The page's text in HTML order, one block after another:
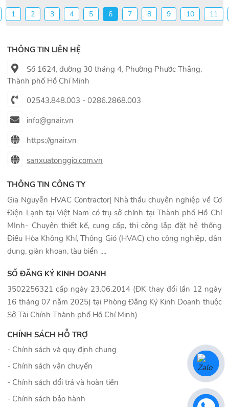
1 2 3 4 5 6 7 8 9 10 11
THÔNG TIN LIÊN HỆ
Số 1624, đường 30 tháng 4, Phường Phước Thắng,
Thành phố Hồ Chí Minh
02543.848.003 - 0286.2868.003
info@gnair.vn
https://gnair.vn
sanxuatonggio.com.vn
THÔNG TIN CÔNG TY
Gia Nguyễn HVAC Contractor| Nhà thầu chuyên nghiệp về Cơ
Điện Lạnh tại Việt Nam có trụ sở chính tại Thành phố Hồ Chí
MInh- Chuyên thiết kế, cung cấp, thi công lắp đặt hệ thống
Điều Hòa Không Khí, Thông Gió (HVAC) cho công nghiệp, dân
dụng, giàn khoan, tàu biển ....
SỐ ĐĂNG KÝ KINH DOANH
3502256321 cấp ngày 23.06.2014 (ĐK thay đổi lần 12 ngày
16 tháng 07 năm 2025) tại Phòng Đăng Ký Kinh Doanh thuộc
Sở Tài Chính Thành phố Hồ Chí Minh)
CHÍNH SÁCH HỖ TRỢ
- Chính sách và quy định chung
- Chính sách vận chuyển
- Chính sách đổi trả và hoàn tiền
- Chính sách bảo hành